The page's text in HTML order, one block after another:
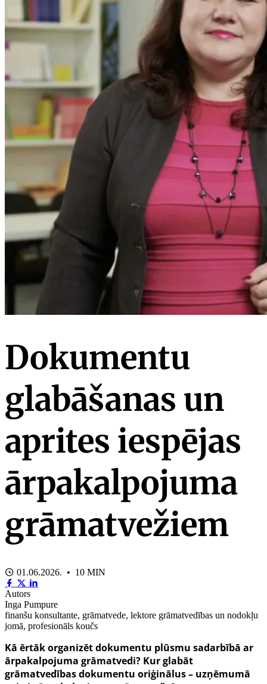
Dokumentu
glabāšanas un
aprites iespējas
ārpakalpojuma
grāmatvežiem
01.06.2026. • 10 MIN
Autors
Inga Pumpure
finanšu konsultante, grāmatvede, lektore grāmatvedības un nodokļu
jomā, profesionāls koučs
Kā ērtāk organizēt dokumentu plūsmu sadarbībā ar
ārpakalpojuma grāmatvedi? Kur glabāt
grāmatvedības dokumentu oriģinālus – uzņēmumā